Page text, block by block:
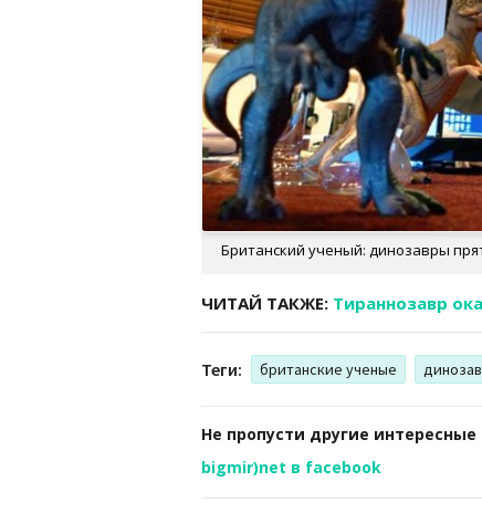
Британский ученый: динозавры
ЧИТАЙ ТАКЖЕ: Тираннозавр
Теги: британские ученые
Не пропусти другие
bigmir)net в facebook